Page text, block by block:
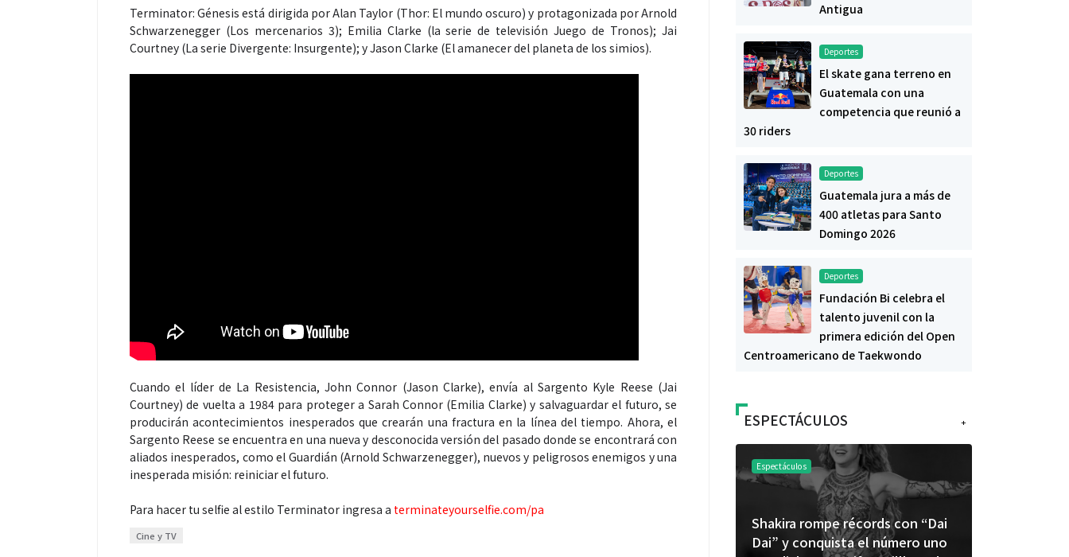
Terminator: Génesis está dirigida por Alan Taylor (Thor: El mundo oscuro) y protagonizada por Arnold
Schwarzenegger (Los mercenarios 3); Emilia Clarke (la serie de televisión Juego de Tronos); Jai
Courtney (La serie Divergente: Insurgente); y Jason Clarke (El amanecer del planeta de los simios).
Cuando el líder de La Resistencia, John Connor (Jason Clarke), envía al Sargento Kyle Reese (Jai
Courtney) de vuelta a 1984 para proteger a Sarah Connor (Emilia Clarke) y salvaguardar el futuro, se
producirán acontecimientos inesperados que crearán una fractura en la línea del tiempo. Ahora, el
Sargento Reese se encuentra en una nueva y desconocida versión del pasado donde se encontrará con
aliados inesperados, como el Guardián (Arnold Schwarzenegger), nuevos y peligrosos enemigos y una
inesperada misión: reiniciar el futuro.
Para hacer tu selfie al estilo Terminator ingresa a terminateyourselfie.com/pa
Cine y TV
Antigua
Deportes
El skate gana terreno en
Guatemala con una
competencia que reunió a
30 riders
Deportes
Guatemala jura a más de
400 atletas para Santo
Domingo 2026
Deportes
Fundación Bi celebra el
talento juvenil con la
primera edición del Open
Centroamericano de Taekwondo
+
ESPECTÁCULOS
Espectáculos
Shakira rompe récords con “Dai
Dai” y conquista el número uno
Espectáculos
La marimba une generaciones: el
“Donde quiera que estés” el